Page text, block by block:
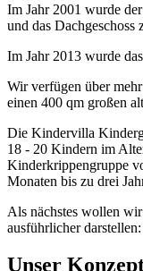
Im Jahr 2001 wurde
und das
Im Jahr 2013 wurde
Wir verfügen über
einen 400 qm großen
Die Kindervilla
18 - 20 Kindern im
Kinderkrippengruppe
Monaten bis zu drei
Als nächstes wollen
ausführlicher darstellen:
Unser